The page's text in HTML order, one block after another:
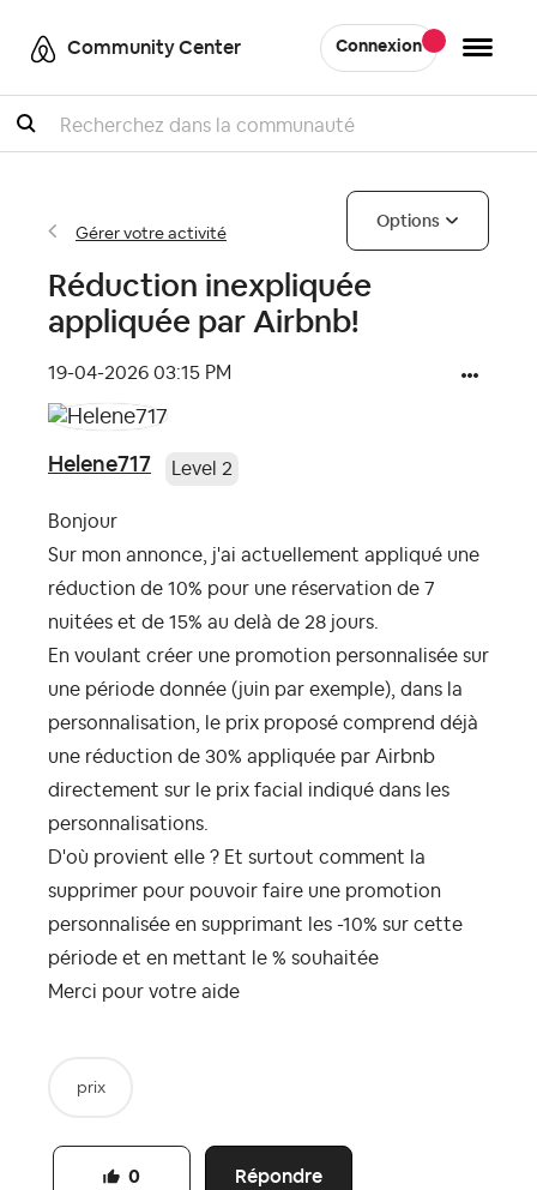
Community Center Connexion
Recherche
Gérer votre activité
Options
Réduction inexpliquée
appliquée par Airbnb!
‎19-04-2026 03:15 PM
Helene717 Level 2
Bonjour
Sur mon annonce, j'ai actuellement appliqué une
réduction de 10% pour une réservation de 7
nuitées et de 15% au delà de 28 jours.
En voulant créer une promotion personnalisée sur
une période donnée (juin par exemple), dans la
personnalisation, le prix proposé comprend déjà
une réduction de 30% appliquée par Airbnb
directement sur le prix facial indiqué dans les
personnalisations.
D'où provient elle ? Et surtout comment la
supprimer pour pouvoir faire une promotion
personnalisée en supprimant les -10% sur cette
période et en mettant le % souhaitée
Merci pour votre aide
prix
Répondre
0